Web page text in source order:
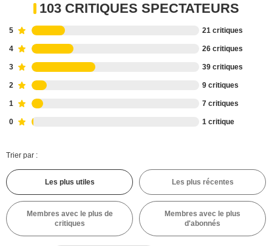
103 CRITIQUES SPECTATEURS
5 21 critiques
4 26 critiques
3 39 critiques
2 9 critiques
1 7 critiques
0 1 critique
Trier par :
Les plus utiles Les plus récentes
Membres avec le plus de
critiques
Membres avec le plus
d'abonnés